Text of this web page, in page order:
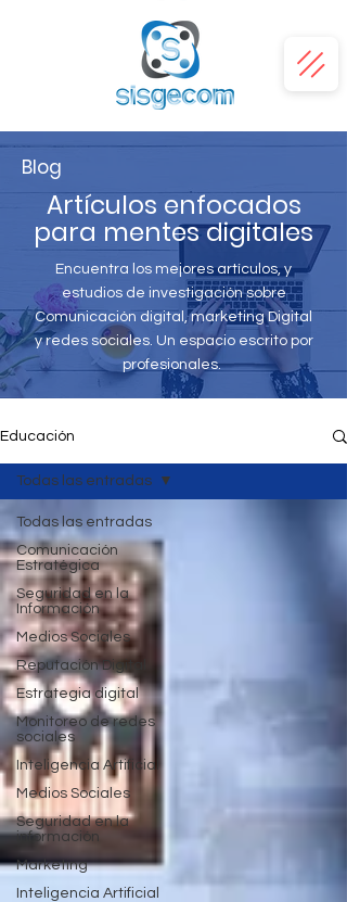
Blog
Artículos enfocados
para mentes digitales
Encuentra los mejores artículos, y
estudios de investigación sobre
Comunicación digital, marketing Digital
y redes sociales. Un espacio escrito por
profesionales.
Educación
Todas las entradas
Comunicación
Estratégica
Seguridad en la
Información
Medios Sociales
Reputación Digital
Estrategia digital
Monitoreo de redes
sociales
Inteligencia Artificial
Medios Sociales
Seguridad en la
información
Marketing
Inteligencia Artificial
Todas las entradas